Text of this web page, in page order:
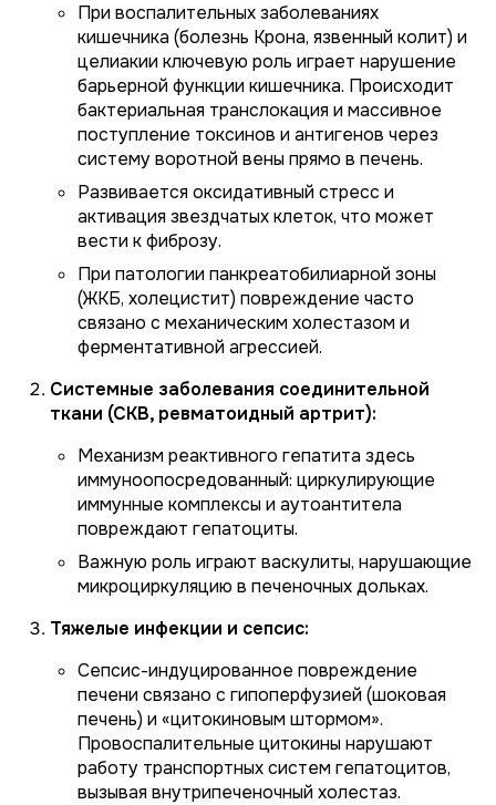
При воспалительных заболеваниях
кишечника (болезнь Крона, язвенный колит) и
целиакии ключевую роль играет нарушение
барьерной функции кишечника. Происходит
бактериальная транслокация и массивное
поступление токсинов и антигенов через
систему воротной вены прямо в печень.
Развивается оксидативный стресс и
активация звездчатых клеток, что может
вести к фиброзу.
При патологии панкреатобилиарной зоны
(ЖКБ, холецистит) повреждение часто
связано с механическим холестазом и
ферментативной агрессией.
Системные заболевания соединительной
ткани (СКВ, ревматоидный артрит):
Механизм реактивного гепатита здесь
иммуноопосредованный: циркулирующие
иммунные комплексы и аутоантитела
повреждают гепатоциты.
Важную роль играют васкулиты, нарушающие
микроциркуляцию в печеночных дольках.
Тяжелые инфекции и сепсис:
Сепсис-индуцированное повреждение
печени связано с гипоперфузией (шоковая
печень) и «цитокиновым штормом».
Провоспалительные цитокины нарушают
работу транспортных систем гепатоцитов,
вызывая внутрипеченочный холестаз.